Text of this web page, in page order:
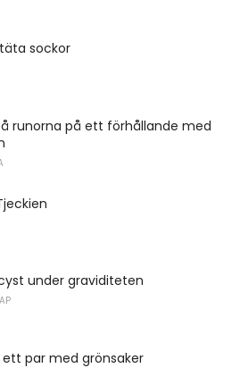
sockor
runorna på ett förhållande med
under graviditeten
ett par med grönsaker